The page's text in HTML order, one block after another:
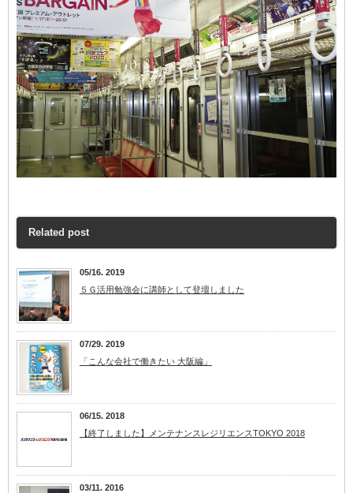
Related post
05/16. 2019
５Ｇ活用勉強会に講師として登壇しました
07/29. 2019
「こんな会社で働きたい 大阪編」
06/15. 2018
【終了しました】メンテナンスレジリエンスTOKYO 2018
03/11. 2016